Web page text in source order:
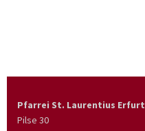
Pfarrei St. Laurentius Erfurt
Pilse 30